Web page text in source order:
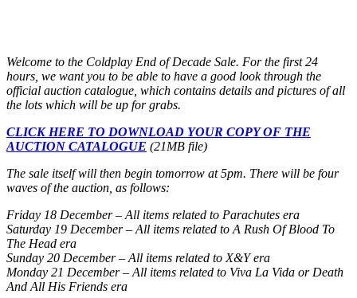
Welcome to the Coldplay End of Decade Sale. For the first 24
hours, we want you to be able to have a good look through the
official auction catalogue, which contains details and pictures of all
the lots which will be up for grabs.
CLICK HERE TO DOWNLOAD YOUR COPY OF THE
AUCTION CATALOGUE (21MB file)
The sale itself will then begin tomorrow at 5pm. There will be four
waves of the auction, as follows:
Friday 18 December – All items related to Parachutes era
Saturday 19 December – All items related to A Rush Of Blood To
The Head era
Sunday 20 December – All items related to X&Y era
Monday 21 December – All items related to Viva La Vida or Death
And All His Friends era